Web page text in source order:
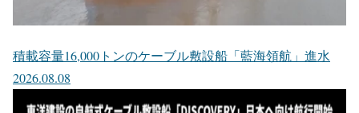
積載容量16,000トンのケーブル敷設船「藍海領航」進水
2026.08.08